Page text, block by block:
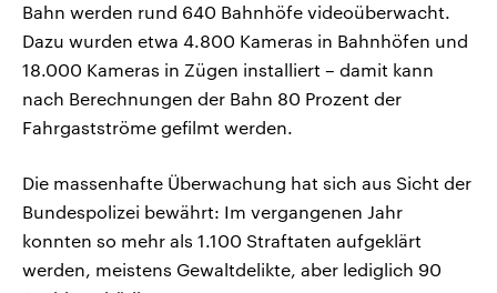
Bahn werden rund 640 Bahnhöfe videoüberwacht.
Dazu wurden etwa 4.800 Kameras in Bahnhöfen und
18.000 Kameras in Zügen installiert – damit kann
nach Berechnungen der Bahn 80 Prozent der
Fahrgastströme gefilmt werden.
Die massenhafte Überwachung hat sich aus Sicht der
Bundespolizei bewährt: Im vergangenen Jahr
konnten so mehr als 1.100 Straftaten aufgeklärt
werden, meistens Gewaltdelikte, aber lediglich 90